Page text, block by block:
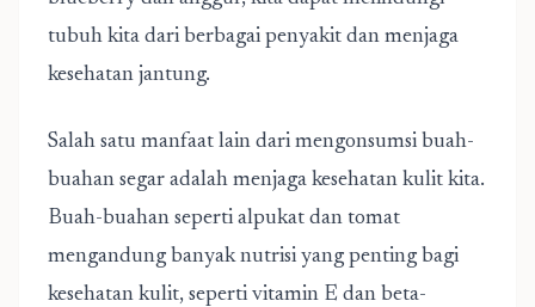
tubuh kita dari berbagai penyakit dan menjaga
kesehatan jantung.
Salah satu manfaat lain dari mengonsumsi buah-
buahan segar adalah menjaga kesehatan kulit kita.
Buah-buahan seperti alpukat dan tomat
mengandung banyak nutrisi yang penting bagi
kesehatan kulit, seperti vitamin E dan beta-